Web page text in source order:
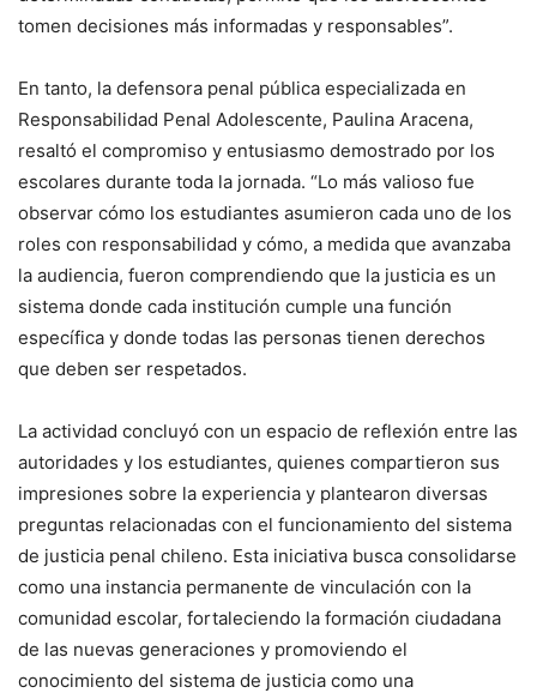
tomen decisiones más informadas y responsables”.
En tanto, la defensora penal pública especializada en
Responsabilidad Penal Adolescente, Paulina Aracena,
resaltó el compromiso y entusiasmo demostrado por los
escolares durante toda la jornada. “Lo más valioso fue
observar cómo los estudiantes asumieron cada uno de los
roles con responsabilidad y cómo, a medida que avanzaba
la audiencia, fueron comprendiendo que la justicia es un
sistema donde cada institución cumple una función
específica y donde todas las personas tienen derechos
que deben ser respetados.
La actividad concluyó con un espacio de reflexión entre las
autoridades y los estudiantes, quienes compartieron sus
impresiones sobre la experiencia y plantearon diversas
preguntas relacionadas con el funcionamiento del sistema
de justicia penal chileno. Esta iniciativa busca consolidarse
como una instancia permanente de vinculación con la
comunidad escolar, fortaleciendo la formación ciudadana
de las nuevas generaciones y promoviendo el
conocimiento del sistema de justicia como una